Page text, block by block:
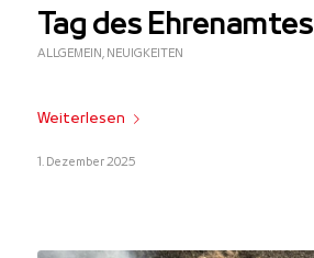
Tag des Ehrenamtes
ALLGEMEIN, NEUIGKEITEN
Weiterlesen
1. Dezember 2025